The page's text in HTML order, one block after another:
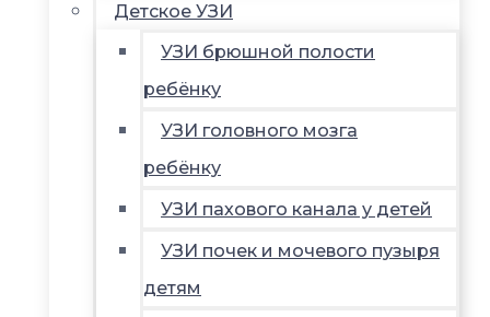
Детское УЗИ
УЗИ брюшной полости
ребёнку
УЗИ головного мозга
ребёнку
УЗИ пахового канала у детей
УЗИ почек и мочевого пузыря
детям